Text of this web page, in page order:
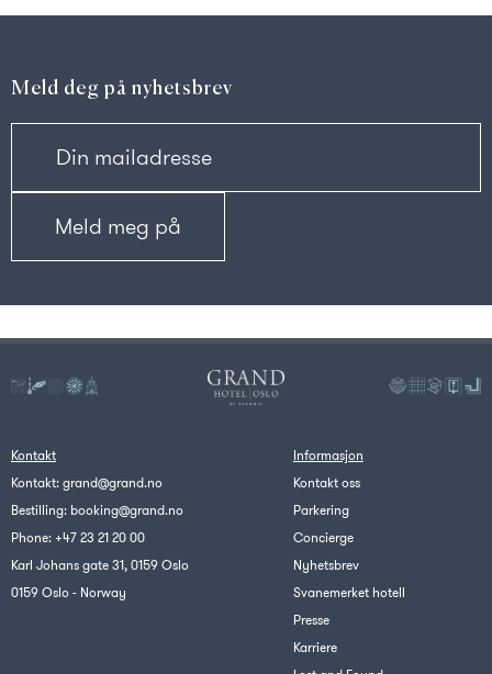
Meld deg på nyhetsbrev
Kontakt
Kontakt:grand@grand.no
Bestilling: booking@grand.no
Phone: +47 23 21 20 00
Karl Johans gate 31, 0159 Oslo
0159 Oslo - Norway
Informasjon
Kontakt oss
Parkering
Concierge
Nyhetsbrev
Svanemerket hotell
Presse
Karriere